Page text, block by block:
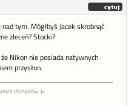
tym. Mógłbyś Jacek skrobnąć
zleceń? Stocki?
Nikon nie posiada natywnych
przysłon.
Vampirów :)=